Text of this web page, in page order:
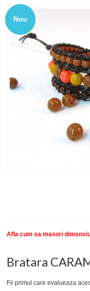
COLIERE SI SETURI
BRATARI CU SNUR
NOUTATI 2024 Hot!
SETURI BRATARI New
COLECTII BRATARI
Nou
Afla cum sa masori
Bratara
Fii primul care evalueaza